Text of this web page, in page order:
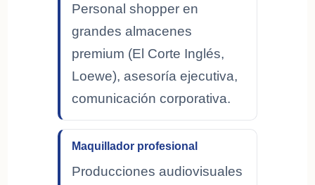
Personal shopper en
grandes almacenes
premium (El Corte Inglés,
Loewe), asesoría ejecutiva,
comunicación corporativa.
Maquillador profesional
Producciones audiovisuales